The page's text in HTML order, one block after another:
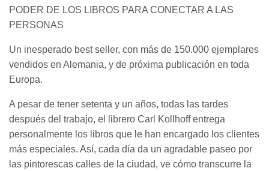
PODER DE LOS LIBROS PARA CONECTAR A LAS
PERSONAS
Un inesperado best seller, con más de 150.000 ejemplares
vendidos en Alemania, y de próxima publicación en toda
Europa.
A pesar de tener setenta y un años, todas las tardes
después del trabajo, el librero Carl Kollhoff entrega
personalmente los libros que le han encargado los clientes
más especiales. Así, cada día da un agradable paseo por
las pintorescas calles de la ciudad, ve cómo transcurre la